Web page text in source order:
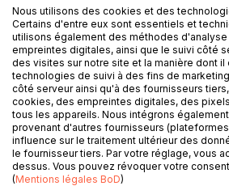
DESCRIPTION
Le XXIIe siècle, c'est
Ce livre est le recueil de
Nous utilisons des cookies et des
Certains d'entre eux sont essentiels et
utilisons également des méthodes
empreintes digitales, ainsi que le suivi côté
des visites sur notre site et la manière dont
technologies de suivi à des fins de
côté serveur ainsi qu'à des fournisseurs
cookies, des empreintes digitales, des
tous les appareils. Nous intégrons
provenant d'autres fournisseurs
influence sur le traitement ultérieur des
le fournisseur tiers. Par votre réglage, vous
dessus. Vous pouvez révoquer votre
(Mentions légales BoD)